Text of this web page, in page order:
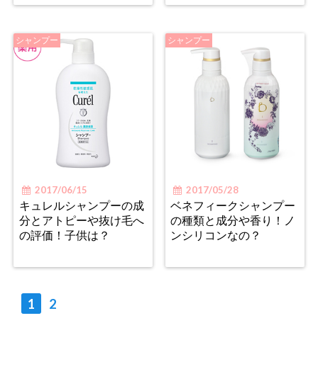
シャンプー
2017/06/15
キュレルシャンプーの成
分とアトピーや抜け毛へ
の評価！子供は？
シャンプー
2017/05/28
ベネフィークシャンプー
の種類と成分や香り！ノ
ンシリコンなの？
1 2